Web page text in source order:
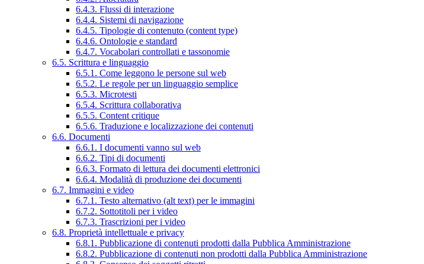
6.4.3. Flussi di interazione
6.4.4. Sistemi di navigazione
6.4.5. Tipologie di contenuto (content type)
6.4.6. Ontologie e standard
6.4.7. Vocabolari controllati e tassonomie
6.5. Scrittura e linguaggio
6.5.1. Come leggono le persone sul web
6.5.2. Le regole per un linguaggio semplice
6.5.3. Microtesti
6.5.4. Scrittura collaborativa
6.5.5. Content critique
6.5.6. Traduzione e localizzazione dei contenuti
6.6. Documenti
6.6.1. I documenti vanno sul web
6.6.2. Tipi di documenti
6.6.3. Formato di lettura dei documenti elettronici
6.6.4. Modalità di produzione dei documenti
6.7. Immagini e video
6.7.1. Testo alternativo (alt text) per le immagini
6.7.2. Sottotitoli per i video
6.7.3. Trascrizioni per i video
6.8. Proprietà intellettuale e privacy
6.8.1. Pubblicazione di contenuti prodotti dalla Pubblica Amministrazione
6.8.2. Pubblicazione di contenuti non prodotti dalla Pubblica Amministrazione